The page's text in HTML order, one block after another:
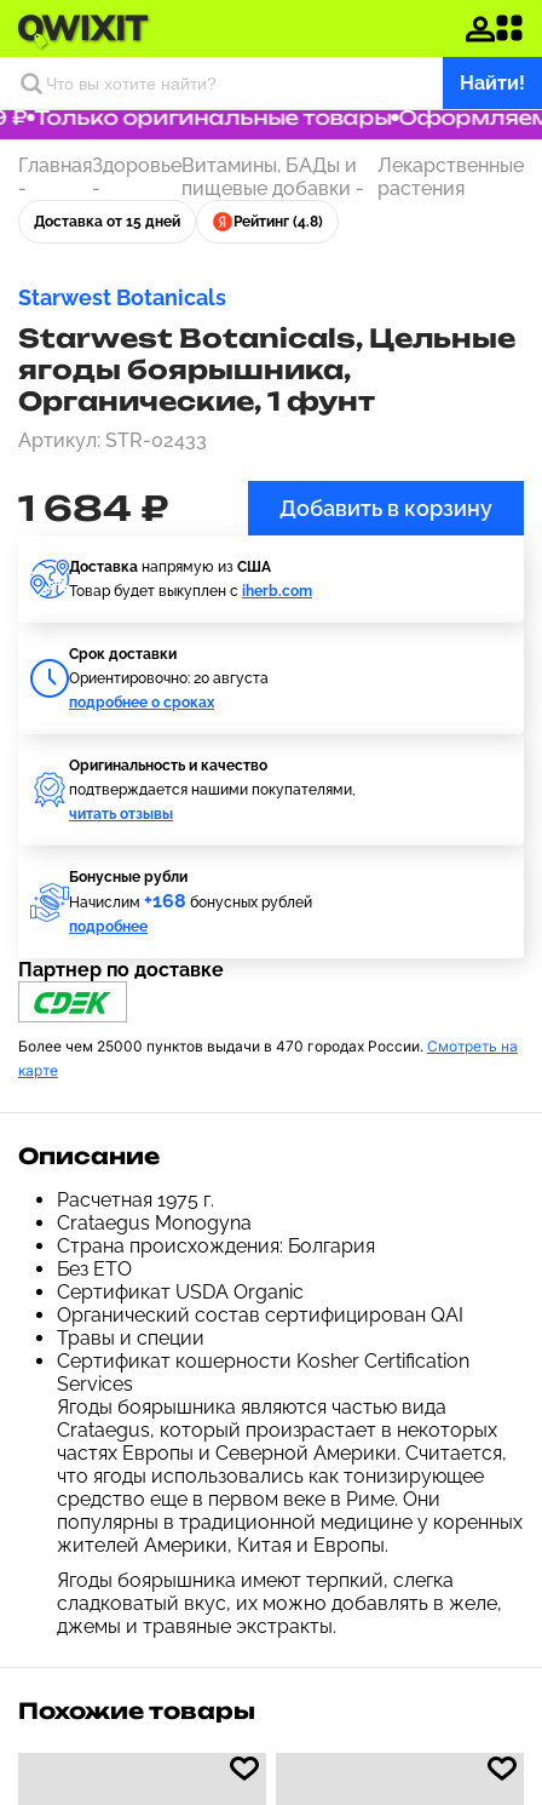
Найти!
Только оригинальные товары Оформляем
Главная
-
Здоровье
-
Витамины, БАДы и
пищевые добавки -
Лекарственные
растения
Доставка от 15 дней Рейтинг (4.8)
Starwest Botanicals
Starwest Botanicals, Цельные
ягоды боярышника,
Органические, 1 фунт
Артикул: STR-02433
1 684 ₽ Добавить в корзину
Доставка напрямую из США
Товар будет выкуплен с iherb.com
Cрок доставки
Ориентировочно: 20 августа
подробнее о сроках
Оригинальность и качество
подтверждается нашими покупателями,
читать отзывы
Бонусные рубли
Начислим +168 бонусных рублей
подробнее
Партнер по доставке
Более чем 25000 пунктов выдачи в 470 городах России. Смотреть на
карте
Описание
Расчетная 1975 г.
Crataegus Monogyna
Страна происхождения: Болгария
Без ETO
Сертификат USDA Organic
Органический состав сертифицирован QAI
Травы и специи
Сертификат кошерности Kosher Certification
Services
Ягоды боярышника являются частью вида
Crataegus, который произрастает в некоторых
частях Европы и Северной Америки. Считается,
что ягоды использовались как тонизирующее
средство еще в первом веке в Риме. Они
популярны в традиционной медицине у коренных
жителей Америки, Китая и Европы.
Ягоды боярышника имеют терпкий, слегка
сладковатый вкус, их можно добавлять в желе,
джемы и травяные экстракты.
Похожие товары